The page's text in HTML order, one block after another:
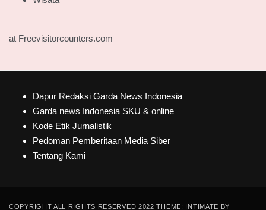
at Freevisitorcounters.com
Dapur Redaksi Garda News Indonesia
Garda news Indonesia SKU & online
Kode Etik Jurnalistik
Pedoman Pemberitaan Media Siber
Tentang Kami
COPYRIGHT ALL RIGHTS RESERVED 2022 THEME: INTIMATE BY